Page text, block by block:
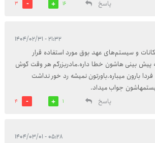
پاسخ 16
3
۲۱:۳۲ - ۱۴۰۴/۰۲/۳۱
و سیستم‌های عهد بوق مورد استفاده قرار
پیش بینی هاشون خطا داره.مادربزرگم هر وقت گوش
بارون میباره.باورتون نمیشه رد خور نداشت
جواب میداد.
پاسخ
1
4
۰۵:۲۸ - ۱۴۰۴/۰۳/۰۱